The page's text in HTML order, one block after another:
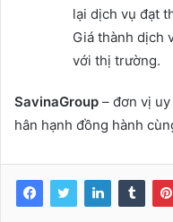
lại dịch vụ đạt
Giá thành dịch
với thị trường.
SavinaGroup – đơn vị
hân hạnh đồng hành